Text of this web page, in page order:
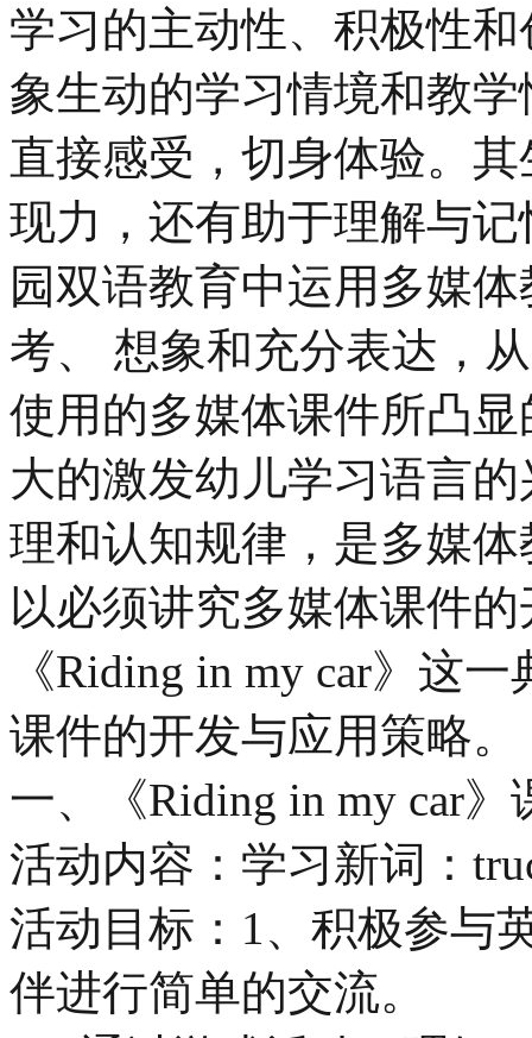
学习的主动性、积极性
象生动的学习情境和教
直接感受，切身体验。
现力，还有助于理解与
园双语教育中运用多媒
考、 想象和充分表达，
使用的多媒体课件所凸
大的激发幼儿学习语言
理和认知规律，是多媒
以必须讲究多媒体课件
《Riding in my car》这
课件的开发与应用策略。
一、《Riding in my car
活动内容：学习新词：
活动目标：1、积极参与
伴进行简单的交流。